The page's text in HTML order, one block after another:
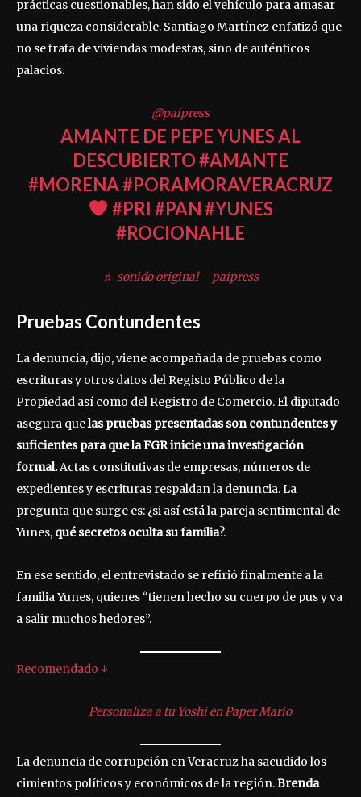
prácticas cuestionables, han sido el vehículo para amasar
una riqueza considerable. Santiago Martínez enfatizó que
no se trata de viviendas modestas, sino de auténticos
palacios.
@paipress
AMANTE DE PEPE YUNES AL
DESCUBIERTO#AMANTE
#MORENA#PORAMORAVERACRUZ
#PRI #PAN#YUNES
#ROCIONAHLE
♬ sonido original – paipress
Pruebas Contundentes
La denuncia, dijo, viene acompañada de pruebas como
escrituras y otros datos del Registo Público de la
Propiedad así como del Registro de Comercio. El diputado
asegura quelas pruebas presentadas son contundentes y
suficientes para que la FGR inicie una investigación
formal.Actas constitutivas de empresas, números de
expedientes y escrituras respaldan la denuncia. La
pregunta que surge es: ¿si así está la pareja sentimental de
Yunes, qué secretos oculta su familia?.
En ese sentido, el entrevistado se refirió finalmente a la
familia Yunes, quienes “tienen hecho su cuerpo de pus y va
a salir muchos hedores”.
Recomendado ↓
Personaliza a tu Yoshi en Paper Mario
La denuncia de corrupción en Veracruz ha sacudido los
cimientos políticos y económicos de la región.Brenda